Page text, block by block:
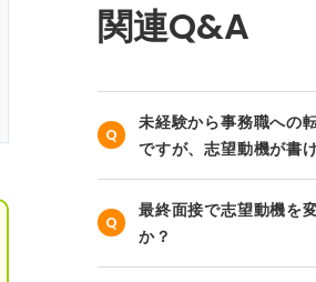
関連Q&A
未経験から事務職への
ですが、志望動機が書
最終面接で志望動機を
か？